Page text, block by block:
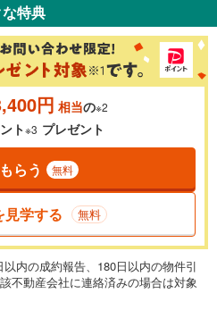
％
入れ可能です。多くの金融機関
条件としています。
万円
特典
円 相当の※2
ト※3 プレゼント
らう 無料
見学する 無料
内の成約報告、180日以内の物件引
不動産会社に連絡済みの場合は対象